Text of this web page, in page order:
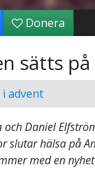
Donera
sätts
advent
Daniel
slutar hälsa på
med en